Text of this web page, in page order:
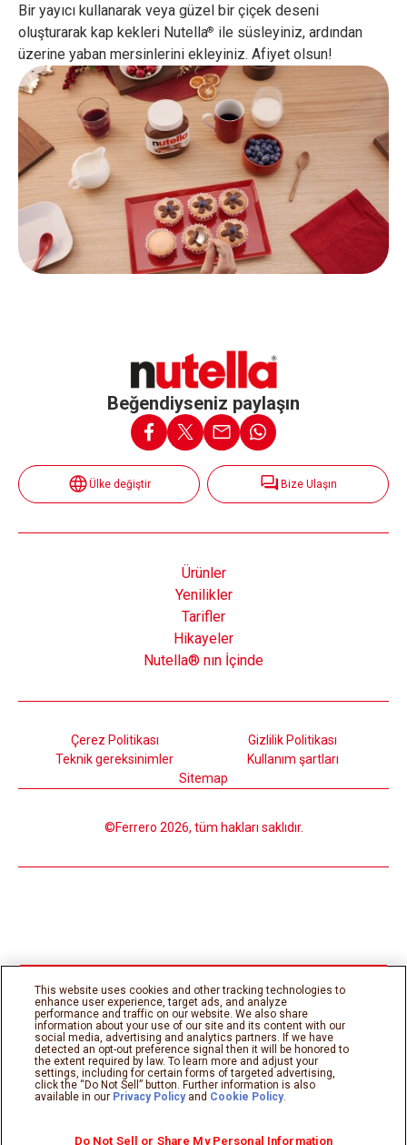
Bir yayıcı kullanarak veya güzel bir çiçek deseni
oluşturarak kap kekleri Nutella® ile süsleyiniz, ardından
üzerine yaban mersinlerini ekleyiniz. Afiyet olsun!
Beğendiyseniz paylaşın
Ülke değiştir Bize Ulaşın
Ürünler
Yenilikler
Tarifler
Hikayeler
Nutella® nın İçinde
©Ferrero 2026, tüm hakları saklıdır.
Çerez Politikası
Gizlilik Politikası
Teknik gereksinimler
Kullanım şartları
Sitemap
This website uses cookies and other tracking technologies to
enhance user experience, target ads, and analyze
performance and traffic on our website. We also share
information about your use of our site and its content with our
social media, advertising and analytics partners. If we have
detected an opt-out preference signal then it will be honored to
the extent required by law. To learn more and adjust your
settings, including for certain forms of targeted advertising,
click the “Do Not Sell” button. Further information is also
available in our Privacy Policyand Cookie Policy.
Do Not Sell or Share My Personal Information